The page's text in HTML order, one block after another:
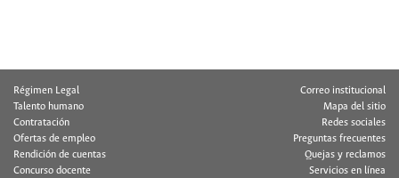
Régimen Legal
Talento humano
Contratación
Ofertas de empleo
Rendición de cuentas
Concurso docente
Correo institucional
Mapa del sitio
Redes sociales
Preguntas frecuentes
Quejas y reclamos
Servicios en línea